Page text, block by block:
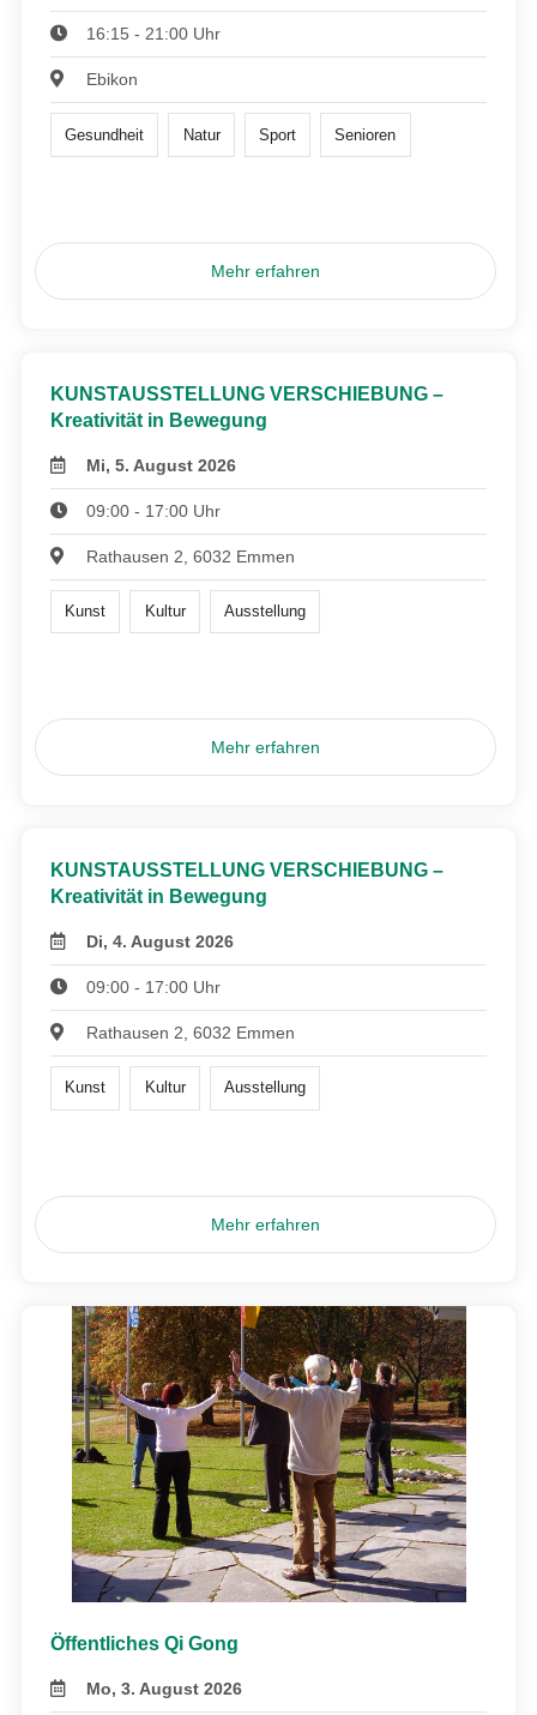
16:15 - 21:00 Uhr
Ebikon
Gesundheit Natur Sport Senioren
Mehr erfahren
KUNSTAUSSTELLUNG VERSCHIEBUNG –
Kreativität in Bewegung
Mi, 5. August 2026
09:00 - 17:00 Uhr
Rathausen 2, 6032 Emmen
Kunst Kultur Ausstellung
Mehr erfahren
KUNSTAUSSTELLUNG VERSCHIEBUNG –
Kreativität in Bewegung
Di, 4. August 2026
09:00 - 17:00 Uhr
Rathausen 2, 6032 Emmen
Kunst Kultur Ausstellung
Mehr erfahren
Öffentliches Qi Gong
Mo, 3. August 2026